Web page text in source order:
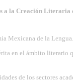
a la Creación Literaria
Mexicana de la Lengua.
en el ámbito literario
de los sectores